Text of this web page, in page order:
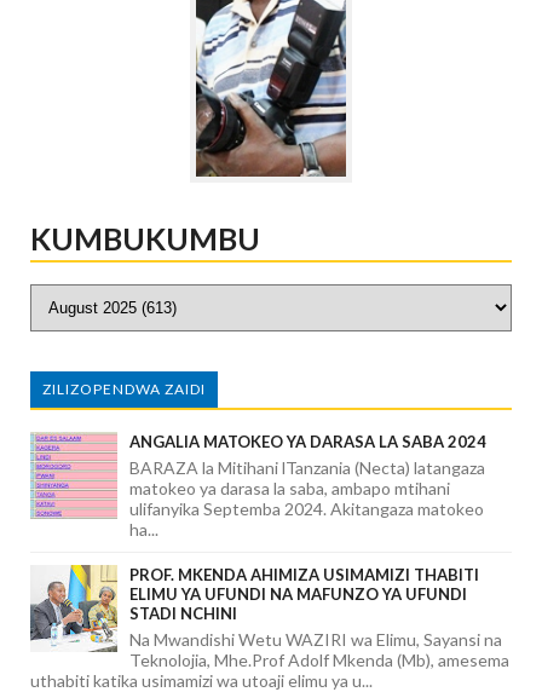
KUMBUKUMBU
ZILIZOPENDWA ZAIDI
ANGALIA MATOKEO YA DARASA LA SABA 2024
BARAZA la Mitihani lTanzania (Necta) latangaza
matokeo ya darasa la saba, ambapo mtihani
ulifanyika Septemba 2024. Akitangaza matokeo
ha...
PROF. MKENDA AHIMIZA USIMAMIZI THABITI
ELIMU YA UFUNDI NA MAFUNZO YA UFUNDI
STADI NCHINI
Na Mwandishi Wetu WAZIRI wa Elimu, Sayansi na
Teknolojia, Mhe.Prof Adolf Mkenda (Mb), amesema
uthabiti katika usimamizi wa utoaji elimu ya u...